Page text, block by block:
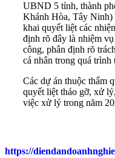
UBND 5 tỉnh, thành
Khánh Hòa, Tây Ninh)
khai quyết liệt các
định rõ đây là nhiệm
công, phân định rõ
cá nhân trong quá
Các dự án thuộc thẩm
quyết liệt tháo gỡ, xử
việc xử lý trong năm
https://